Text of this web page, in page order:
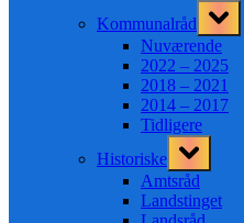
Kommunalråd
Toggle
sub-
menu
Nuværende
2022 – 2025
2018 – 2021
2014 – 2017
Tidligere
Historiske
Toggle
sub-
menu
Amtsråd
Landstinget